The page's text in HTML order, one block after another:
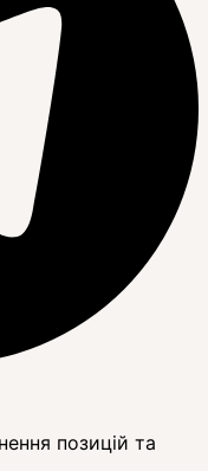
позицій та